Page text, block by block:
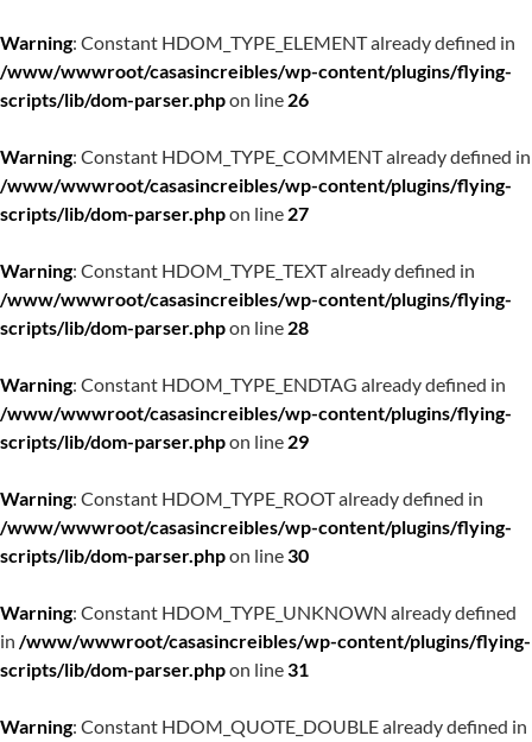
Warning: Constant HDOM_TYPE_ELEMENT already defined in
/www/wwwroot/casasincreibles/wp-content/plugins/flying-
scripts/lib/dom-parser.phpon line 26
Warning: Constant HDOM_TYPE_COMMENT already defined in
/www/wwwroot/casasincreibles/wp-content/plugins/flying-
scripts/lib/dom-parser.phpon line 27
Warning: Constant HDOM_TYPE_TEXT already defined in
/www/wwwroot/casasincreibles/wp-content/plugins/flying-
scripts/lib/dom-parser.phpon line 28
Warning: Constant HDOM_TYPE_ENDTAG already defined in
/www/wwwroot/casasincreibles/wp-content/plugins/flying-
scripts/lib/dom-parser.phpon line 29
Warning: Constant HDOM_TYPE_ROOT already defined in
/www/wwwroot/casasincreibles/wp-content/plugins/flying-
scripts/lib/dom-parser.phpon line30
Warning: Constant HDOM_TYPE_UNKNOWN already defined
in /www/wwwroot/casasincreibles/wp-content/plugins/flying-
scripts/lib/dom-parser.phpon line31
Warning: Constant HDOM_QUOTE_DOUBLE already defined in